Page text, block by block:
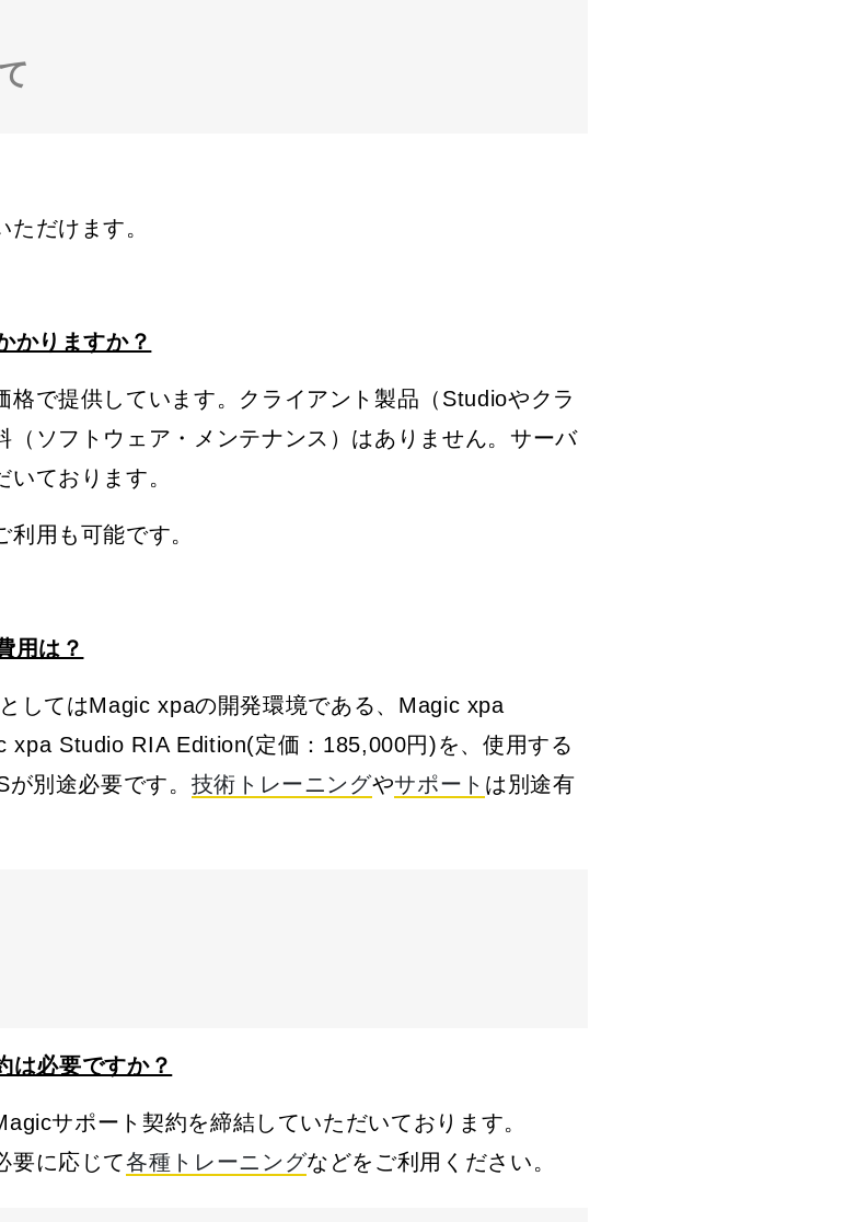
だけます。
かりますか？
で提供しています。クライアント製品（Studioやクラ
（ソフトウェア・メンテナンス）はありません。サーバ
ております。
用も可能です。
用は？
してはMagic xpaの開発環境である、Magic xpa
xpa Studio RIA Edition(定価：185,000円)を、使用する
別途必要です。 技術トレーニングやサポート は別途有
は必要ですか？
サポート契約を締結していただいております。
要に応じて各種トレーニングなどをご利用ください。